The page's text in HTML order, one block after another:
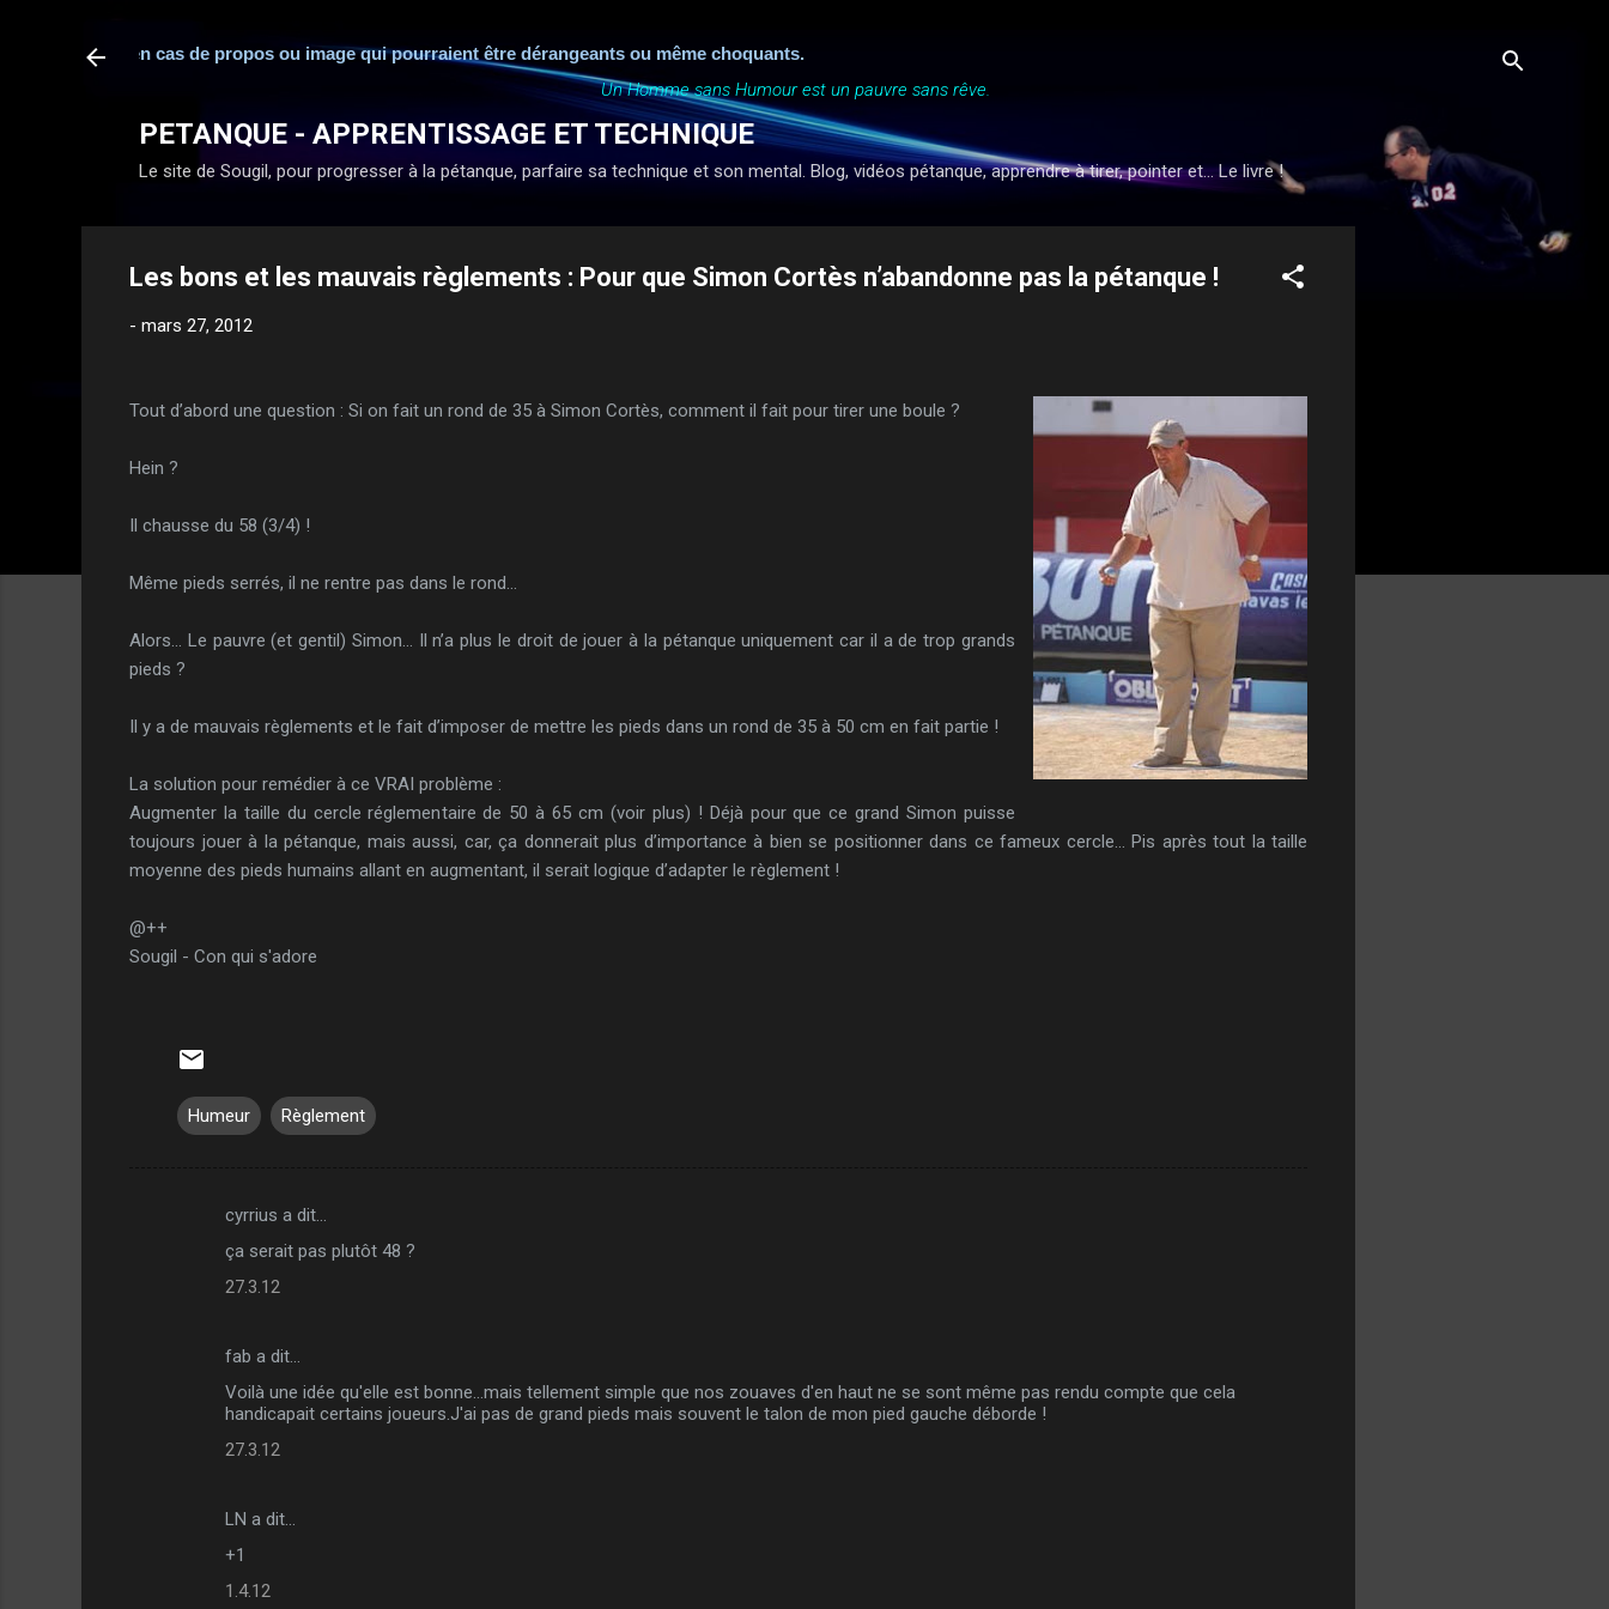
en cas de propos ou image qui pourraient être dérangeants ou même choquants.
Un Homme sans Humour est un pauvre sans rêve.
PETANQUE - APPRENTISSAGE ET TECHNIQUE
Le site de Sougil, pour progresser à la pétanque, parfaire sa technique et son mental. Blog, vidéos pétanque, apprendre à tirer, pointer et... Le livre !
Les bons et les mauvais règlements : Pour que Simon Cortès n’abandonne pas la pétanque !
- mars 27, 2012
Tout d’abord une question : Si on fait un rond de 35 à Simon Cortès, comment il fait pour tirer une boule ?
Hein ?
Il chausse du 58 (3/4) !
Même pieds serrés, il ne rentre pas dans le rond…
Alors… Le pauvre (et gentil) Simon… Il n’a plus le droit de jouer à la pétanque uniquement car il a de trop grands
pieds ?
Il y a de mauvais règlements et le fait d’imposer de mettre les pieds dans un rond de 35 à 50 cm en fait partie !
La solution pour remédier à ce VRAI problème :
Augmenter la taille du cercle réglementaire de 50 à 65 cm (voir plus) ! Déjà pour que ce grand Simon puisse
toujours jouer à la pétanque, mais aussi, car, ça donnerait plus d’importance à bien se positionner dans ce fameux cercle… Pis après tout la taille
moyenne des pieds humains allant en augmentant, il serait logique d’adapter le règlement !
@++
Sougil - Con qui s'adore
Humeur Règlement
cyrrius a dit…
ça serait pas plutôt 48 ?
27.3.12
fab a dit…
Voilà une idée qu'elle est bonne...mais tellement simple que nos zouaves d'en haut ne se sont même pas rendu compte que cela
handicapait certains joueurs.J'ai pas de grand pieds mais souvent le talon de mon pied gauche déborde !
27.3.12
LN a dit…
+1
1.4.12